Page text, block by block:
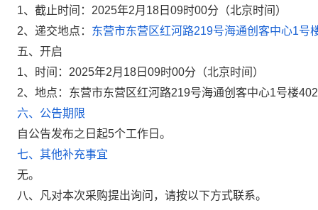
1、截止时间：2025年2月18日09时00分（北京时间）
2、递交地点： 东营市东营区红河路219号海通创客中心1号
五、开启
1、
时间： 2025年2月18日09时00分 （北京时间）
2、 地点： 东营市东营区红河路219号海通创客中心1号楼
六、公告期限
自公告发布之日起5个工作日。
七、其他补充事宜
无。
八、凡对本次采购提出询问，请按以下方式联系。